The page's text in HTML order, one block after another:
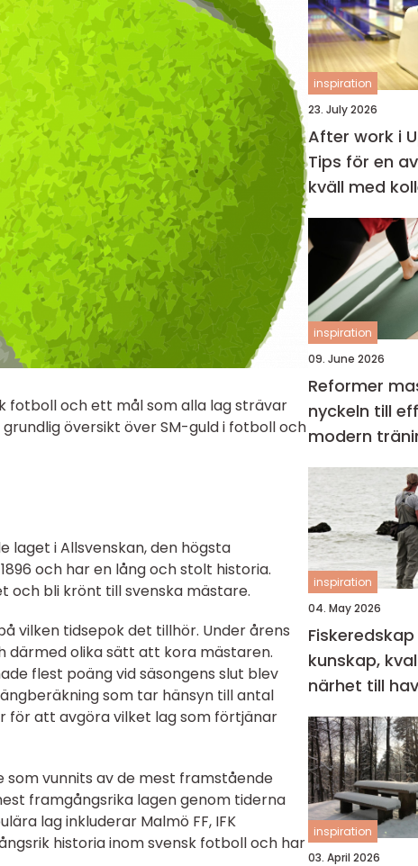
fotboll och ett mål som alla lag strävar
översikt över SM-guld i fotboll och
laget i Allsvenskan, den högsta
och har en lång och stolt historia.
och bli krönt till svenska mästare.
vilken tidsepok det tillhör. Under årens
därmed olika sätt att kora mästaren.
flest poäng vid säsongens slut blev
som tar hänsyn till antal
för att avgöra vilket lag som förtjänar
vunnits av de mest framstående
framgångsrika lagen genom tiderna
lag inkluderar Malmö FF, IFK
historia inom svensk fotboll och har
inspiration
23. July 2026
After work i
Tips för en
kväll med
inspiration
09. June 2026
Reformer
nyckeln till
modern
inspiration
04. May 2026
kunskap,
närhet till
inspiration
03. April 2026